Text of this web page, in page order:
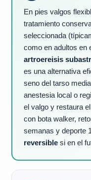
En pies valgos
tratamiento
seleccionada
como en adultos en
artroereisis
es una alternativa
seno del tarso
anestesia local o
el valgo y restaura
con bota walker,
semanas y deporte
reversiblesi en el